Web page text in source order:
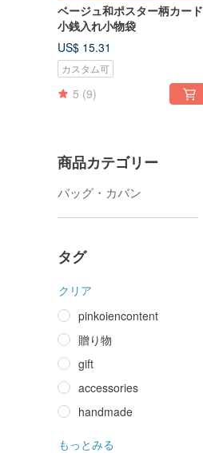
ベージュ和ポスター柄カード
小銭入れ小物袋
US$ 15.31
カスタム可
5 (9)
商品カテゴリー
バッグ・カバン
タグ
クリア
pinkoiencontent
贈り物
gift
accessories
handmade
もっとみる